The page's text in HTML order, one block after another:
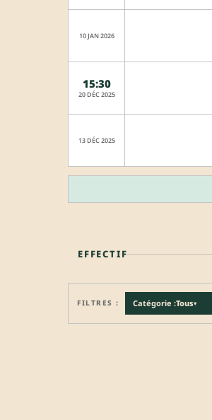
10 JAN 2026
15:30
20 DÉC 2025
13 DÉC 2025
EFFECTIF
FILTRES : Catégorie :Tous▾